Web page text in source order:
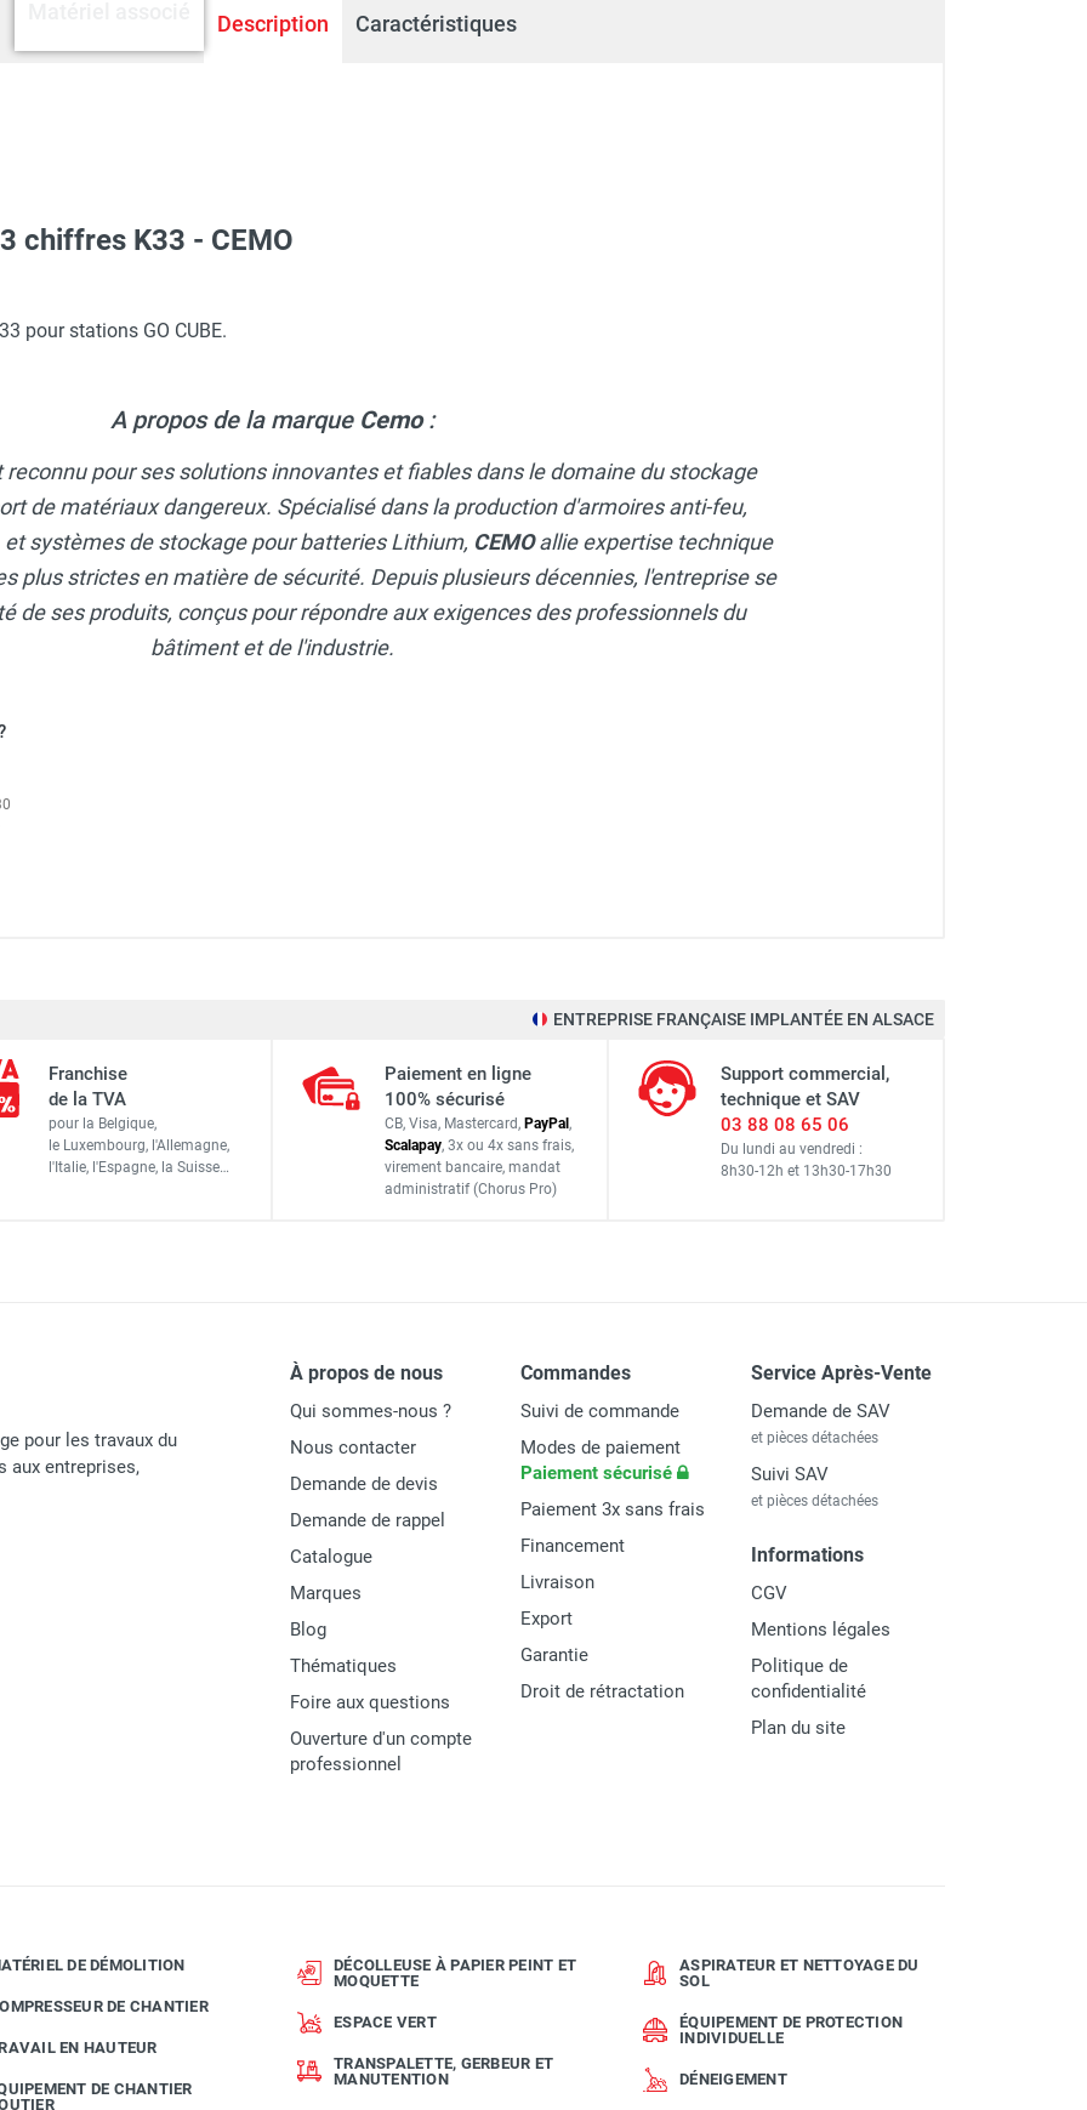
Description Caractéristiques
PLUS CMO10 1 000 litres - Avec capot - CEMO
PLUS 20 SIM 5 000 litres - Avec capot - CEMO
2 500 litres - Sans capot - CEMO
PLUS CMO20 2 500 litres - Avec capot - CEMO
chiffres K33 - CEMO
pour stations GO CUBE.
A propos de la marque Cemo:
pour ses solutions innovantes et fiables dans le domaine du stockage
de matériaux dangereux. Spécialisé dans la production d'armoires anti-feu,
systèmes de stockage pour batteries Lithium, CEMOallie expertise technique
plus strictes en matière de sécurité. Depuis plusieurs décennies, l'entreprise se
de ses produits, conçus pour répondre aux exigences des professionnels du
bâtiment et de l'industrie.
3700862903002
ACCESSOIRES
ENTREPRISE FRANÇAISE IMPLANTÉE EN ALSACE
Franchise
de la TVA
pour la Belgique,
le Luxembourg, l'Allemagne,
l'Italie, l'Espagne, la Suisse…
Paiement en ligne
100% sécurisé
CB, Visa, Mastercard, PayPal,
Scalapay, 3x ou 4x sans frais,
virement bancaire, mandat
administratif (Chorus Pro)
Support commercial,
technique et SAV
03 88 08 65 06
Du lundi au vendredi :
8h30-12h et 13h30-17h30
pour les travaux du
aux entreprises,
À propos de nous
Qui sommes-nous ?
Nous contacter
Demande de devis
Demande de rappel
Catalogue
Marques
Blog
Thématiques
Foire aux questions
Ouverture d'un compte
professionnel
Commandes
Suivi de commande
Modes de paiement
Paiement sécurisé
Paiement 3x sans frais
Financement
Livraison
Export
Garantie
Droit de rétractation
Service Après-Vente
Demande de SAV
et pièces détachées
Suivi SAV
et pièces détachées
Informations
CGV
Mentions légales
Politique de
confidentialité
Plan du site
DE DÉMOLITION
DE CHANTIER
EN HAUTEUR
DE CHANTIER
DÉCOLLEUSE À PAPIER PEINT ET
MOQUETTE
ESPACE VERT
TRANSPALETTE, GERBEUR ET
MANUTENTION
ASPIRATEUR ET NETTOYAGE DU
SOL
ÉQUIPEMENT DE PROTECTION
INDIVIDUELLE
DÉNEIGEMENT